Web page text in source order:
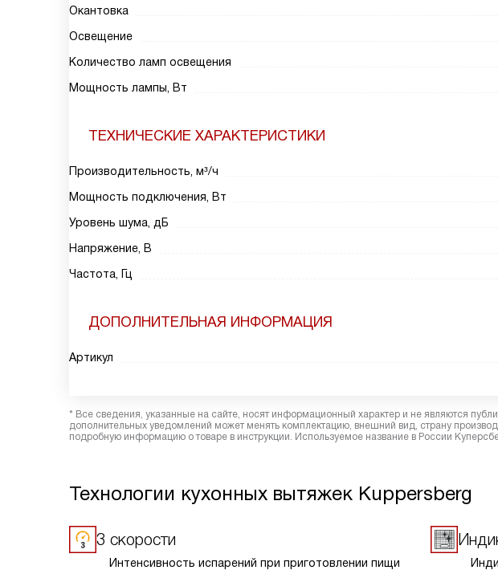
Окантовка
Освещение
Количество ламп освещения
Мощность лампы, Вт
ТЕХНИЧЕСКИЕ ХАРАКТЕРИСТИКИ
Производительность, м³/ч
Мощность подключения, Вт
Уровень шума, дБ
Напряжение, В
Частота, Гц
ДОПОЛНИТЕЛЬНАЯ ИНФОРМАЦИЯ
Артикул
* Все сведения, указанные на сайте, носят информационный характер и не являются
дополнительных уведомлений может менять комплектацию, внешний вид, страну
подробную информацию о товаре в инструкции. Используемое название в России
Технологии кухонных вытяжек Kuppersberg
3 скорости
Интенсивность испарений при приготовлении пищи